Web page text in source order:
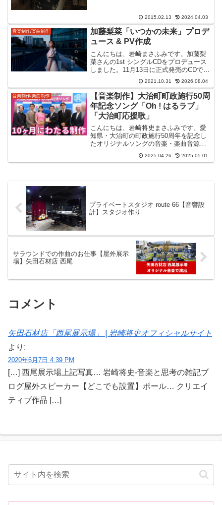
ースの相談を受けたシンガーソングライ
ター「サトウユウカ」の録音...
2015.02.13 2024.04.03
音楽制作/楽曲制作
加藤梨菜「いつかの未来」プロデ
ュース & PV作成
こんにちは、岩崎まさふみです。加藤梨
菜さんの1st シングルCDをプロデュース
しました。11月13日に正式発売のCDで
す。今回はそのうちの1曲のPVを作って
昨日公開したので、それについての紹介
記事です。動画いつかの未来 PV (Short
...
2021.10.31 2026.08.04
音楽制作/楽曲制作
【音楽制作】大治町町政施行50周
年記念ソング「Oh ! はるラブ」
「大治町応援歌」
こんにちは、岩崎将史まさふみです。愛
知県・大治町の町政施行50周年を記念し
たオリジナルソングの音楽・楽曲音源制
作に携わりました。今週、公式に発表に
なったのでブログ書きます。大治町町政
2025.04.26 2025.05.01
プライベートスタジオ route 66【音響設
計】スタジオ作り
サラウンドでの作曲のお仕事【屋外展示
場】矢田石材店 西尾
コメント
矢田石材店「西尾展示場」 | 岩崎将史オフィシャルサイト
より:
2020年6月7日 4:39 PM
[…] 西尾展示場上記写真… 岩崎将史-音楽と思考の雑記ブ
ログ屋外スピーカー【どこでも設置】ポール… クリエイ
ティブ作品 […]